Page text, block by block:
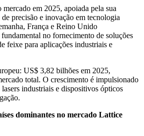
em 2025, apoiada pela sua
precisão e inovação em tecnologia
França e Reino Unido
no fornecimento de soluções
feixe para aplicações industriais e
US$ 3,82 bilhões em 2025,
total. O crescimento é impulsionado
industriais e dispositivos ópticos
dominantes no mercado Lattice